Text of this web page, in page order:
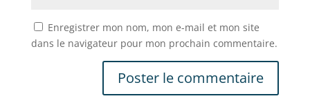
Enregistrer mon nom, mon e-mail et mon site
dans le navigateur pour mon prochain commentaire.